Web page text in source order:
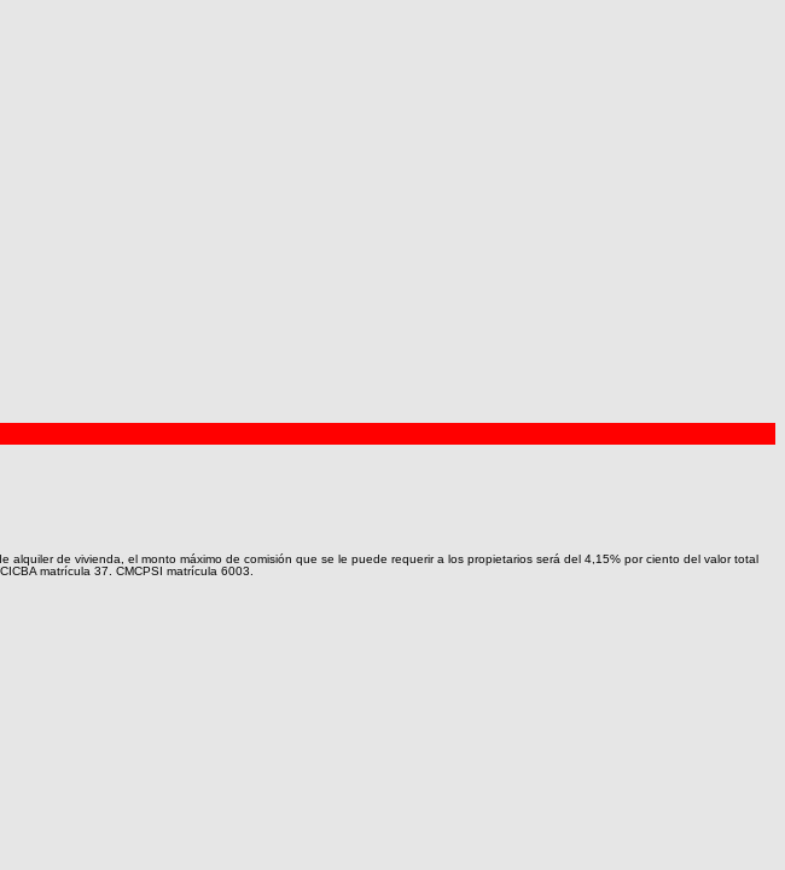
de vivienda, el monto máximo de comisión que se le puede requerir a los propietarios será del 4,15% por ciento del valor total
matrícula 37. CMCPSI matrícula 6003.